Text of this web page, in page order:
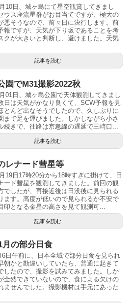
10日、城ヶ島にて星空観賞してきまし
ウス座流星群がお目当てですが、極大の
悪そうなので、前々日に決行します。前
報ですが、天気が下り坂であることを考
クが大きいと判断し、避けました。天気
記事を読む
園でM31撮影2022秋
01日、城ヶ島公園で天体観測してきまし
日は天気がかなり良くて、SCW予報を見
とんど出なそうでしたので、久しぶりに
まで足を運びました。しかしながら小さ
続きで、往路は京急線の遅延で三崎口...
記事を読む
レナード彗星等
19日17時20分から18時すぎに掛けて、日
ード彗星を観測してきました。前回の観
でしたが、再接近後は日没後に見られる
ます。高度が低いので見られるか不安で
印となる金星の高さを見て観測可...
記事を読む
月の部分日食
6日午前に、日本全域で部分日食を見られ
朝かと勘違いしていたら、普通に起きて
したので、撮影を試みてみました。しか
全然できていないので、食による欠けの
ませんでした。撮影機材は手元にあった